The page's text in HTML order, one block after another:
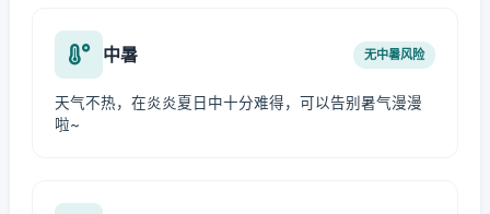
中暑 无中暑风险
天气不热，在炎炎夏日中十分难得，可以告别暑气漫漫
啦~